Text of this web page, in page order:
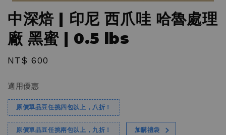
中深焙 | 印尼 西爪哇 哈魯處理
廠 黑蜜 | 0.5 lbs
Regular
NT$ 600
適用優惠
原價單品豆任挑四包以上，八折！
原價單品豆任挑兩包以上，九折！ 加購禮袋